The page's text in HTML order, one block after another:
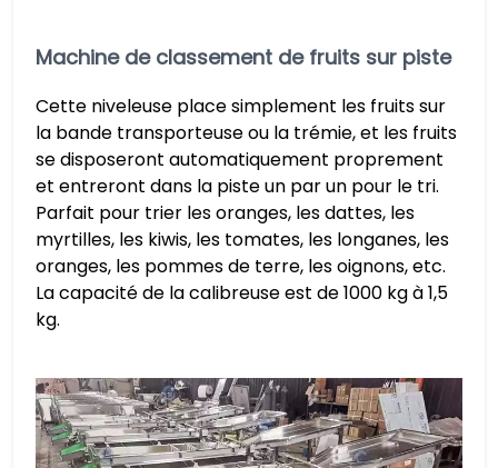
Machine de classement de fruits sur piste
Cette niveleuse place simplement les fruits sur
la bande transporteuse ou la trémie, et les fruits
se disposeront automatiquement proprement
et entreront dans la piste un par un pour le tri.
Parfait pour trier les oranges, les dattes, les
myrtilles, les kiwis, les tomates, les longanes, les
oranges, les pommes de terre, les oignons, etc.
La capacité de la calibreuse est de 1000 kg à 1,5
kg.